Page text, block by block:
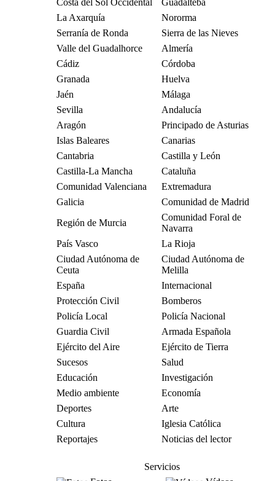
Costa del Sol Occidental
Guadalteba
La Axarquía
Nororma
Serranía de Ronda
Sierra de las Nieves
Valle del Guadalhorce
Almería
Cádiz
Córdoba
Granada
Huelva
Jaén
Málaga
Sevilla
Andalucía
Aragón
Principado de Asturias
Islas Baleares
Canarias
Cantabria
Castilla y León
Castilla-La Mancha
Cataluña
Comunidad Valenciana
Extremadura
Galicia
Comunidad de Madrid
Región de Murcia
Comunidad Foral de
Navarra
País Vasco
La Rioja
Ciudad Autónoma de
Ceuta
Ciudad Autónoma de
Melilla
España
Internacional
Protección Civil
Bomberos
Policía Local
Policía Nacional
Guardia Civil
Armada Española
Ejército del Aire
Ejército de Tierra
Sucesos
Salud
Educación
Investigación
Medio ambiente
Economía
Deportes
Arte
Cultura
Iglesia Católica
Reportajes
Noticias del lector
Servicios